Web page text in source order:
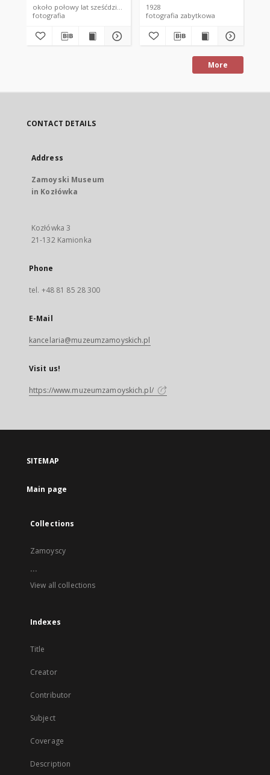
około połowy lat sześćdziesiątych XIX wieku
fotografia
1928
fotografia zabytkowa
More
CONTACT DETAILS
Address
Zamoyski Museum
in Kozłówka
Kozłówka 3
21-132 Kamionka
Phone
tel. +48 81 85 28 300
E-Mail
kancelaria@muzeumzamoyskich.pl
Visit us!
https://www.muzeumzamoyskich.pl/
SITEMAP
Main page
Collections
Zamoyscy
...
View all collections
Indexes
Title
Creator
Contributor
Subject
Coverage
Description